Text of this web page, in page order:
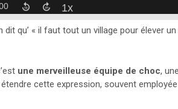
dit qu’ « il faut tout un village pour élever
une merveilleuse équipe de choc,
étendre cette expression, souvent